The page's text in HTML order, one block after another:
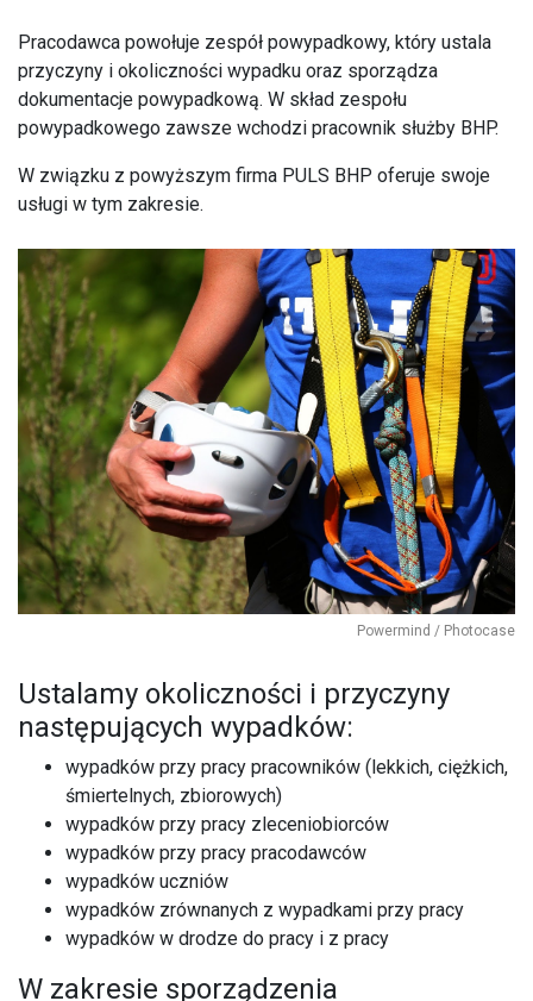
Pracodawca powołuje zespół powypadkowy, który ustala
przyczyny i okoliczności wypadku oraz sporządza
dokumentacje powypadkową. W skład zespołu
powypadkowego zawsze wchodzi pracownik służby BHP.
W związku z powyższym firma PULS BHP oferuje swoje
usługi w tym zakresie.
Powermind / Photocase
Ustalamy okoliczności i przyczyny
następujących wypadków:
wypadków przy pracy pracowników (lekkich, ciężkich,
śmiertelnych, zbiorowych)
wypadków przy pracy zleceniobiorców
wypadków przy pracy pracodawców
wypadków uczniów
wypadków zrównanych z wypadkami przy pracy
wypadków w drodze do pracy i z pracy
W zakresie sporządzenia